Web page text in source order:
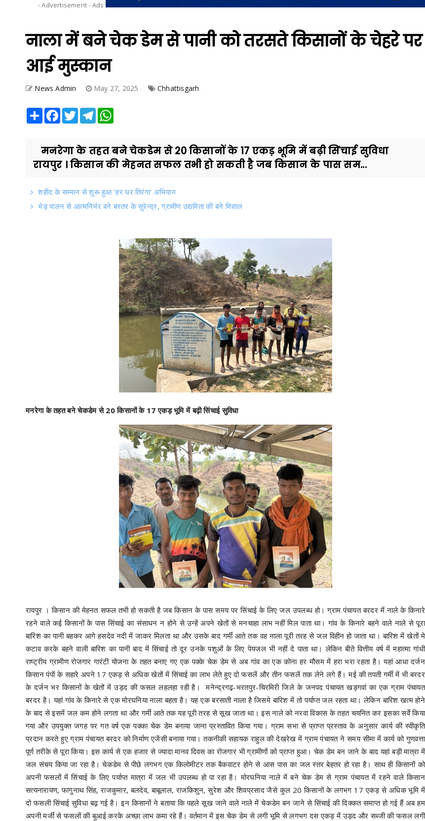
- Advertisement - Ads
नाला में बने चेक डेम से पानी को तरसते किसानों के चेहरे पर
आई मुस्कान
News Admin May 27, 2025 Chhattisgarh
Share Facebook
TwitterTelegram
मनरेगा के तहत बने चेकडेम से 20 किसानों के 17 एकड़ भूमि में बढ़ी सिंचाई सुविधा
रायपुर । किसान की मेहनत सफल तभी हो सकती है जब किसान के पास सम...
शहीद के सम्मान से शुरू हुआ ‘हर घर तिरंगा’ अभियान
भेड़ पालन से आत्मनिर्भर बने बस्तर के सुरेन्द्र, ग्रामीण उद्यमिता की बने मिसाल
मनरेगा के तहत बने चेकडेम से 20 किसानों के 17 एकड़ भूमि में बढ़ी सिंचाई सुविधा
रायपुर । किसान की मेहनत सफल तभी हो सकती है जब किसान के पास समय पर सिंचाई के लिए जल उपलब्ध हो। ग्राम पंचायत बरदर में नाले के किनारे
रहने वाले कई किसानों के पास सिंचाई का संसाधन न होने से उन्हें अपने खेतों से मनचाहा लाभ नहीं मिल पाता था। गांव के किनारे बहने वाले नाले से पूरा
बारिश का पानी बहकर आगे हसदेव नदी में जाकर मिलता था और उसके बाद गर्मी आते तक वह नाला पूरी तरह से जल विहीन हो जाता था। बारिश में खेतों मे
कटाव करके बहने वाली बारिश का पानी बाद में सिंचाई तो दूर उनके पशुओं के लिए पेयजल भी नहीं दे पाता था। लेकिन बीते वित्तीय वर्ष में महात्मा गांधी
राष्ट्रीय ग्रामीण रोजगार गारंटी योजना के तहत बनाए गए एक पक्के चेक डेम से अब गांव का एक कोना हर मौसम में हरा भरा रहता है। यहां आधा दर्जन
किसान पंपों के सहारे अपने 17 एकड़ से अधिक खेतों में सिंचाई का लाभ लेते हुए दो फसलें और तीन फसलें तक लेने लगे हैं। मई की तपती गर्मी में भी बरदर
के दर्जन भर किसानों के खेतों में उड़द की फसल लहलहा रही है। मनेन्द्रगढ़-भरतपुर-चिरमिरी जिले के जनपद पंचायत खड़गवां का एक ग्राम पंचायत
बरदर है। यहां गांव के किनारे से एक मोरघनिया नाला बहता है। यह एक बरसाती नाला है जिसमे बारिश में तो पर्याप्त जल रहता था। लेकिन बारिश खत्म होने
के बाद से इसमें जल कम होने लगता था और गर्मी आते तक यह पूरी तरह से सूख जाता था। इस नाले को नरवा विकास के तहत चयनित कर इसका सर्वे किया
गया और उपयुक्त जगह पर गत वर्ष एक पक्का चेक डेम बनाया जाना प्रस्तावित किया गया। ग्राम सभा से प्राप्त प्रस्ताव के अनुसार कार्य की स्वीकृति
प्रदान करते हुए ग्राम पंचायत बरदर को निर्माण एजेंसी बनाया गया। तकनीकी सहायक राहुल की देखरेख में ग्राम पंचायत ने समय सीमा में कार्य को गुणवत्ता
पूर्ण तरीके से पूरा किया। इस कार्य से एक हजार से ज्यादा मानव दिवस का रोजगार भी ग्रामीणों को प्राप्त हुआ। चेक डेम बन जाने के बाद यहां बड़ी मात्रा में
जल संचय किया जा रहा है। चेकडेम से पीछे लगभग एक किलोमीटर तक बैकवाटर होने से आस पास का जल स्तर बेहतर हो रहा है। साथ ही किसानों को
अपनी फसलों में सिंचाई के लिए पर्याप्त मात्रा में जल भी उपलब्ध हो पा रहा है। मोरघनिया नाले में बने चेक डेम से ग्राम पंचायत में रहने वाले किसान
सत्यनारायण, फागुनाथ सिंह, राजकुमार, बलदेव, बाबूलाल, राजकिशुन, सुरेश और शिवप्रसाद जैसे कुल 20 किसानों के लगभग 17 एकड़ से अधिक भूमि में
दो फसली सिंचाई सुविधा बढ़ गई है। इन किसानों ने बताया कि पहले सूख जाने वाले नाले में चेकडेम बन जाने से सिंचाई की दिक्कत समाप्त हो गई हैं अब हम
अपनी मर्जी से फसलों की बुआई करके अच्छा लाभ कमा रहे हैं। वर्तमान में इस चेक डेम से लगी भूमि से लगभग दस एकड़ में उड़द और सब्जी की फसल लगी